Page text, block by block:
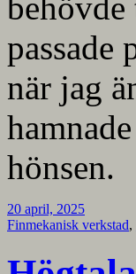
behövde
passade
när jag
hönsen.
20 april, 2025
Finmekanisk verkstad,